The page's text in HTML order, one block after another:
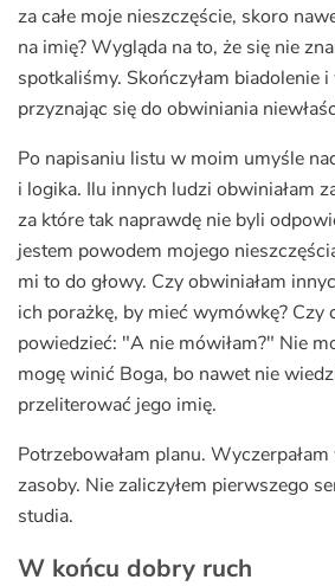
za całe moje nieszczęście, skoro
na imię? Wygląda na to, że się nie
spotkaliśmy. Skończyłam biadolenie i
przyznając się do obwiniania
Po napisaniu listu w moim umyśle
i logika. Ilu innych ludzi obwiniałam
za które tak naprawdę nie byli
jestem powodem mojego
mi to do głowy. Czy obwiniałam
ich porażkę, by mieć wymówkę? Czy
powiedzieć: "A nie mówiłam?" Nie
mogę winić Boga, bo nawet nie
przeliterować jego imię.
Potrzebowałam planu.
zasoby. Nie zaliczyłem pierwszego
studia.
W końcu dobry ruch